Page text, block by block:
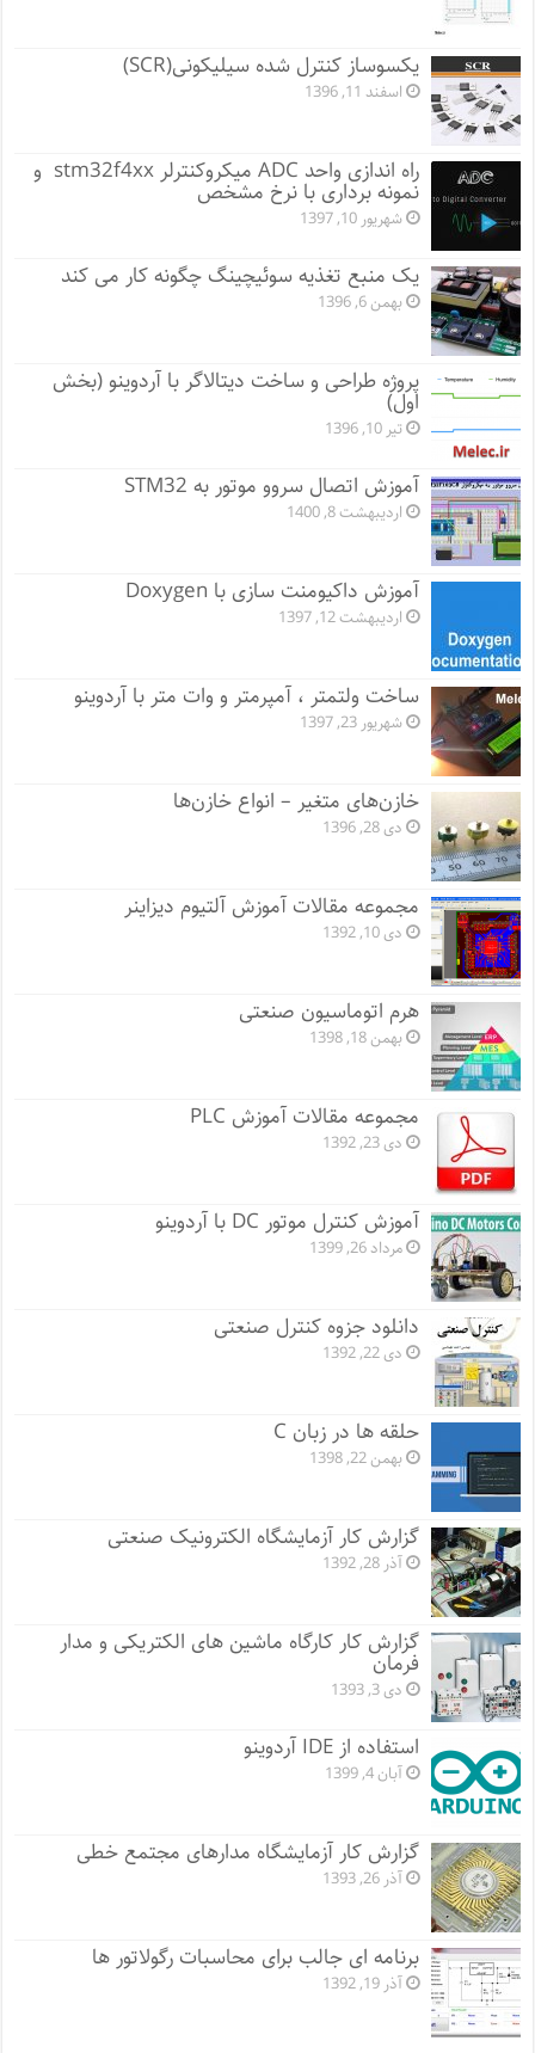
یکسوساز کنترل شده سیلیکونی(SCR)
اسفند 11, 1396
راه اندازی واحد ADC میکروکنترلر stm32f4xx و
نمونه برداری با نرخ مشخص
شهریور 10, 1397
یک منبع تغذیه سوئیچینگ چگونه کار می کند
بهمن 6, 1396
پروژه طراحی و ساخت دیتالاگر با آردوینو (بخش
اول)
تیر 10, 1396
آموزش اتصال سروو موتور به STM32
اردیبهشت 8, 1400
آموزش داکیومنت سازی با Doxygen
اردیبهشت 12, 1397
ساخت ولتمتر ، آمپرمتر و وات متر با آردوینو
شهریور 23, 1397
خازن‌های متغیر – انواع خازن‌ها
دی 28, 1396
مجموعه مقالات آموزش آلتیوم دیزاینر
دی 10, 1392
هرم اتوماسیون صنعتی
بهمن 18, 1398
مجموعه مقالات آموزش PLC
دی 23, 1392
آموزش کنترل موتور DC با آردوینو
مرداد 26, 1399
دانلود جزوه کنترل صنعتی
دی 22, 1392
حلقه ها در زبان C
بهمن 22, 1398
گزارش کار آزمایشگاه الکترونیک صنعتی
آذر 28, 1392
گزارش کار کارگاه ماشین های الکتریکی و مدار
فرمان
دی 3, 1393
استفاده از IDE آردوینو
آبان 4, 1399
گزارش کار آزمایشگاه مدارهای مجتمع خطی
آذر 26, 1393
برنامه ای جالب برای محاسبات رگولاتور ها
آذر 19, 1392